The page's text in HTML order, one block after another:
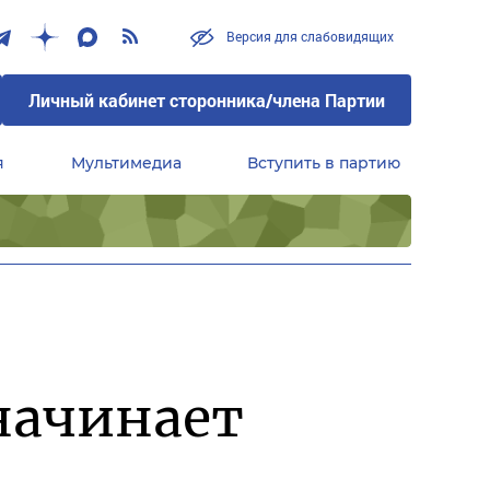
Версия для слабовидящих
Личный кабинет сторонника/члена Партии
Мультимедиа Вступить в партию